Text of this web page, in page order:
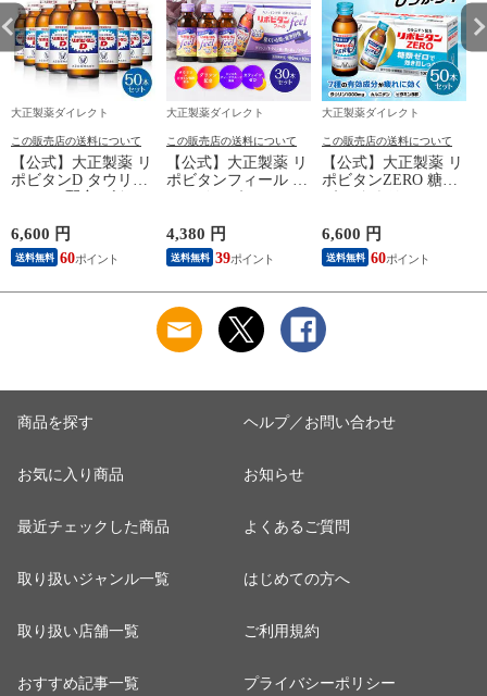
大正製薬ダイレクト
この販売店の送料について
【公式】大正製薬 リ
ポビタンD タウリン
1000mg 配合 ビタミ
ン 100ml 50本 指定医
薬部外品 栄養ドリン
ク 栄養剤 リポビタ
6,600 円
送料無料 60
大正製薬ダイレクト
この販売店の送料について
【公式】大正製薬 リ
ポビタンフィール カ
フェインゼロ ノンカ
1000mg グリシン ビ
タミンB群 100ml 30
本 栄養ドリンク 栄
指定医薬部外品 女性
4,380 円
送料無料 39
大正製薬ダイレクト
この販売店の送料について
【公式】大正製薬 リ
ポビタンZERO 糖類
ゼロ タウリン
100mL 50本 栄養ドリ
ンク 栄養剤 リポビ
タン 低カロリー ビ
6,600 円
送料無料 60
商品を探す
お気に入り商品
最近チェックした商品
取り扱いジャンル一覧
取り扱い店舗一覧
おすすめ記事一覧
ヘルプ／お問い合わせ
お知らせ
よくあるご質問
はじめての方へ
ご利用規約
プライバシーポリシー